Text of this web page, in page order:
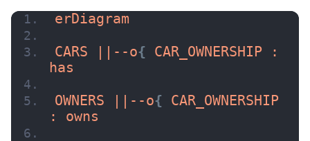
erDiagram
CARS ||--o{ CAR_OWNERSHIP :
has
OWNERS ||--o{ CAR_OWNERSHIP
: owns